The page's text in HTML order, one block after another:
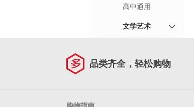
高中通用
文学艺术
品类齐全，轻松购物